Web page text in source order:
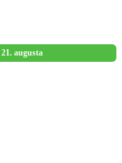
21. augusta